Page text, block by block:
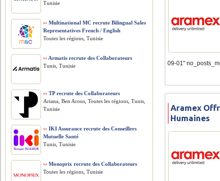
09-01"
Aramex
Humaines
Tunisie
›› Multinational MC recrute Bilingual Sales
Representatives French / English
Toutes les régions, Tunisie
›› Armatis recrute des Collaborateurs
Tunis, Tunisie
›› TP recrute des Collaborateurs
Ariana, Ben Arous, Toutes les régions, Tunis,
Tunisie
›› IKI Assurance recrute des Conseillers
Mutuelle Santé
Tunis, Tunisie
›› Monoprix recrute des Collaborateurs
Toutes les régions, Tunisie